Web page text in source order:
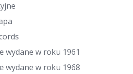
wydane w roku 1961
wydane w roku 1968